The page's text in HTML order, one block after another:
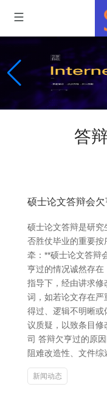
答
硕士论文答辩会欠
硕士论文答辩是研
否胜仗毕业的重要
牵：**硕士论文答辩
亨过的情况诚然存在
指导下，经由讲求修
词，如若论文存在
得过、逻辑不明晰或
议质疑，以致条目
司 答辩欠亨过的原
阻难改造性、文件
新闻动态